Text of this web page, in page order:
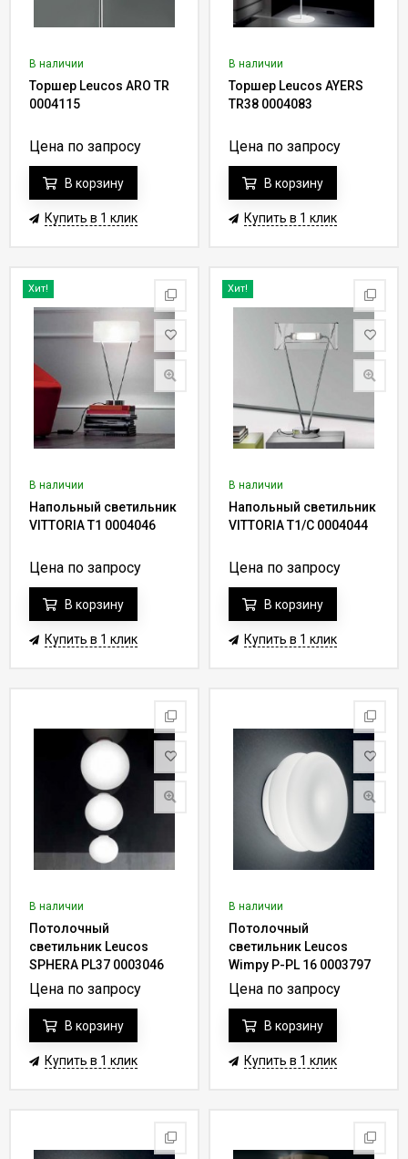
В наличии
Торшер Leucos ARO TR
0004115
Цена по запросу
В корзину
Купить в 1 клик
В наличии
Торшер Leucos AYERS
TR38 0004083
Цена по запросу
В корзину
Купить в 1 клик
Хит!
В наличии
Напольный светильник
VITTORIA T1 0004046
Цена по запросу
В корзину
Купить в 1 клик
Хит!
В наличии
Напольный светильник
VITTORIA T1/C 0004044
Цена по запросу
В корзину
Купить в 1 клик
В наличии
Потолочный
светильник Leucos
SPHERA PL37 0003046
Цена по запросу
В корзину
Купить в 1 клик
В наличии
Потолочный
светильник Leucos
Wimpy P-PL 16 0003797
Цена по запросу
В корзину
Купить в 1 клик